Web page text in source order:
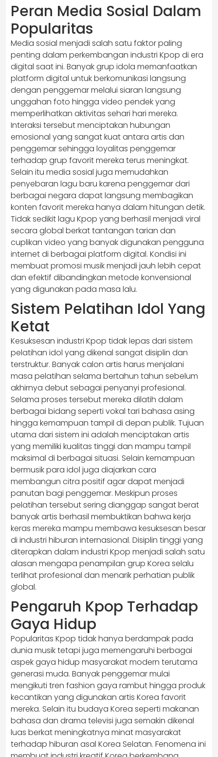
Peran Media Sosial Dalam
Popularitas
Media sosial menjadi salah satu faktor paling
penting dalam perkembangan industri Kpop di era
digital saat ini. Banyak grup idola memanfaatkan
platform digital untuk berkomunikasi langsung
dengan penggemar melalui siaran langsung
unggahan foto hingga video pendek yang
memperlihatkan aktivitas sehari hari mereka.
Interaksi tersebut menciptakan hubungan
emosional yang sangat kuat antara artis dan
penggemar sehingga loyalitas penggemar
terhadap grup favorit mereka terus meningkat.
Selain itu media sosial juga memudahkan
penyebaran lagu baru karena penggemar dari
berbagai negara dapat langsung membagikan
konten favorit mereka hanya dalam hitungan detik.
Tidak sedikit lagu Kpop yang berhasil menjadi viral
secara global berkat tantangan tarian dan
cuplikan video yang banyak digunakan pengguna
internet di berbagai platform digital. Kondisi ini
membuat promosi musik menjadi jauh lebih cepat
dan efektif dibandingkan metode konvensional
yang digunakan pada masa lalu.
Sistem Pelatihan Idol Yang
Ketat
Kesuksesan industri Kpop tidak lepas dari sistem
pelatihan idol yang dikenal sangat disiplin dan
terstruktur. Banyak calon artis harus menjalani
masa pelatihan selama bertahun tahun sebelum
akhirnya debut sebagai penyanyi profesional.
Selama proses tersebut mereka dilatih dalam
berbagai bidang seperti vokal tari bahasa asing
hingga kemampuan tampil di depan publik. Tujuan
utama dari sistem ini adalah menciptakan artis
yang memiliki kualitas tinggi dan mampu tampil
maksimal di berbagai situasi. Selain kemampuan
bermusik para idol juga diajarkan cara
membangun citra positif agar dapat menjadi
panutan bagi penggemar. Meskipun proses
pelatihan tersebut sering dianggap sangat berat
banyak artis berhasil membuktikan bahwa kerja
keras mereka mampu membawa kesuksesan besar
di industri hiburan internasional. Disiplin tinggi yang
diterapkan dalam industri Kpop menjadi salah satu
alasan mengapa penampilan grup Korea selalu
terlihat profesional dan menarik perhatian publik
global.
Pengaruh Kpop Terhadap
Gaya Hidup
Popularitas Kpop tidak hanya berdampak pada
dunia musik tetapi juga memengaruhi berbagai
aspek gaya hidup masyarakat modern terutama
generasi muda. Banyak penggemar mulai
mengikuti tren fashion gaya rambut hingga produk
kecantikan yang digunakan artis Korea favorit
mereka. Selain itu budaya Korea seperti makanan
bahasa dan drama televisi juga semakin dikenal
luas berkat meningkatnya minat masyarakat
terhadap hiburan asal Korea Selatan. Fenomena ini